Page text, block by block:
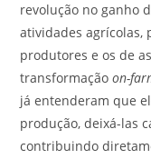
revolução no ganho
atividades agrícolas,
produtores e os de
transformaçãoon-
já entenderam que
produção, deixá-las
contribuindo